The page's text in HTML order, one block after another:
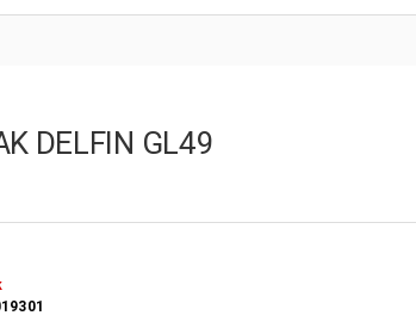
DELFIN GL49